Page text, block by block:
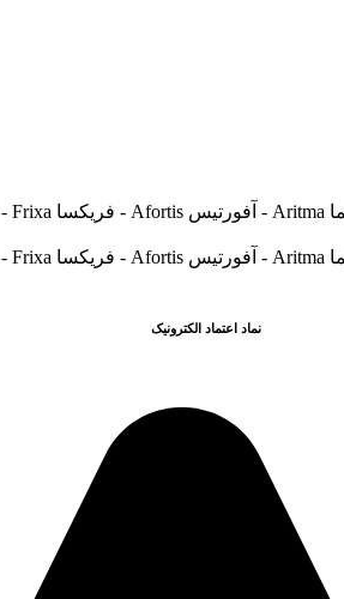
نماد اعتماد الکترونیک